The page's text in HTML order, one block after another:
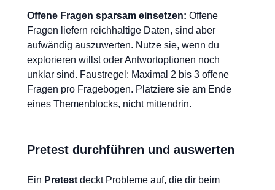
Offene Fragen sparsam einsetzen: Offene
Fragen liefern reichhaltige Daten, sind aber
aufwändig auszuwerten. Nutze sie, wenn du
explorieren willst oder Antwortoptionen noch
unklar sind. Faustregel: Maximal 2 bis 3 offene
Fragen pro Fragebogen. Platziere sie am Ende
eines Themenblocks, nicht mittendrin.
Pretest durchführen und auswerten
Ein Pretest deckt Probleme auf, die dir beim